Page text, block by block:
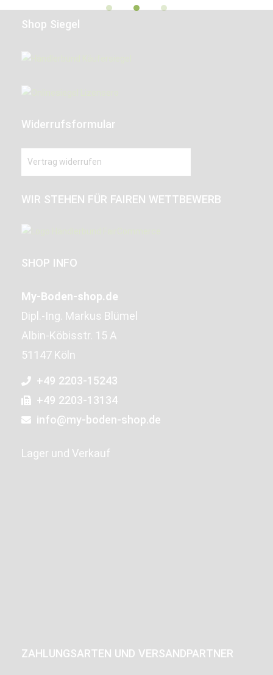
Shop Siegel
Widerrufsformular
Vertrag widerrufen
WIR STEHEN FÜR FAIREN WETTBEWERB
SHOP INFO
My-Boden-shop.de
Dipl.-Ing. Markus Blümel
Albin-Köbisstr. 15 A
51147 Köln
+49 2203-15243
+49 2203-13134
info@my-boden-shop.de
Lager und Verkauf
ZAHLUNGSARTEN UND VERSANDPARTNER